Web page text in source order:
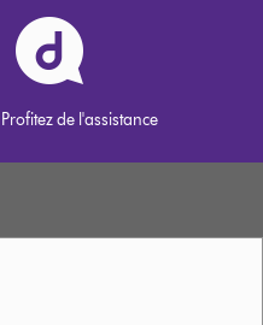
Profitez de l'assistance